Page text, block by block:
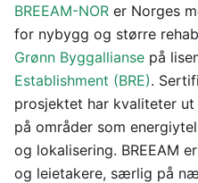
BREEAM-NOR er Norges
for nybygg og større
Grønn Byggallianse på
Establishment (BRE).
prosjektet har kvaliteter
på områder som
og lokalisering. BREEAM
og leietakere, særlig på